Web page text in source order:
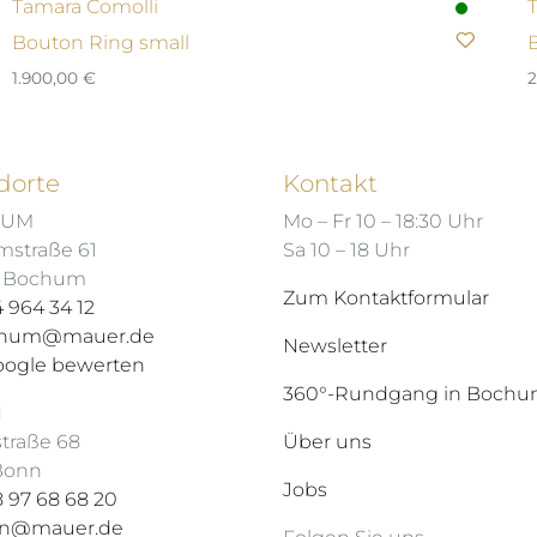
Tamara Comolli
Bouton Ring small
1.900,00 €
61
Bochum
964 34 12
bewerten
68
97 68 68 20
Kontakt
Mo – Fr 10 – 18:30 Uhr
Sa 10 – 18 Uhr
Zum Kontaktformular
Newsletter
360°-Rundgang in
Über uns
Jobs